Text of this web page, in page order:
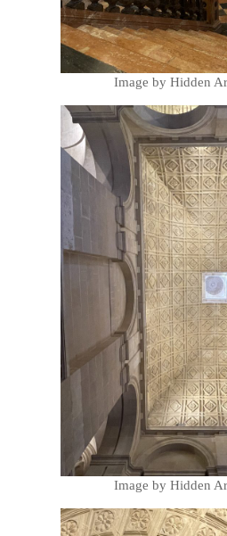
Image by Hidden
Image by Hidden